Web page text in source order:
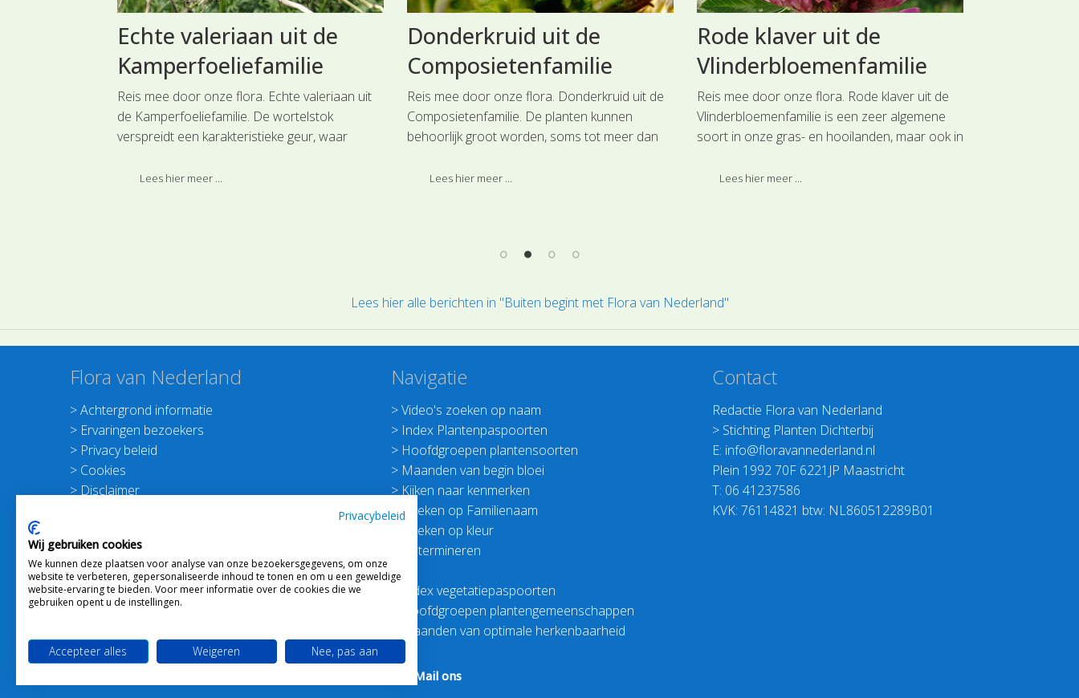
Echte valeriaan uit de
Kamperfoeliefamilie
Reis mee door onze flora. Echte valeriaan uit
de Kamperfoeliefamilie. De wortelstok
verspreidt een karakteristieke geur, waar
de wortelstok worden stoffen geëxtraheerd,
Lees hier meer ...
Donderkruid uit de
Composietenfamilie
Reis mee door onze flora. Donderkruid uit de
Composietenfamilie. De planten kunnen
behoorlijk groot worden, soms tot meer dan
plaatsen met kalkhoudende grond op grazige
Lees hier meer ...
Rode klaver uit de
Vlinderbloemenfamilie
Reis mee door onze flora. Rode klaver uit de
Vlinderbloemenfamilie is een zeer algemene
soort in onze gras- en hooilanden, maar ook in
Lees hier meer ...
Lees hier alle berichten in "Buiten begint met Flora van Nederland"
Flora van Nederland
>Achtergrond informatie
> Ervaringen bezoekers
> Privacy beleid
> Cookies
> Disclaimer
>Schrijf je in voor de Nieuwsbrief
Navigatie
>Video's zoeken op naam
> Index Plantenpaspoorten
> Hoofdgroepen plantensoorten
> Maanden van begin bloei
> Kijken naar kenmerken
>Zoeken op Familienaam
Zoeken op kleur
Determineren
Index vegetatiepaspoorten
Hoofdgroepen plantengemeenschappen
Maanden van optimale herkenbaarheid
Contact
Redactie Flora van Nederland
> Stichting Planten Dichterbij
E: info@floravannederland.nl
Plein 1992 70F 6221JP Maastricht
T: 06 41237586
KVK: 76114821 btw: NL860512289B01
Mail ons
Privacybeleid
Wij gebruiken cookies
We kunnen deze plaatsen voor analyse van onze bezoekersgegevens, om onze
website te verbeteren, gepersonaliseerde inhoud te tonen en om u een geweldige
website-ervaring te bieden. Voor meer informatie over de cookies die we
gebruiken opent u de instellingen.
Accepteer alles Weigeren Nee, pas aan